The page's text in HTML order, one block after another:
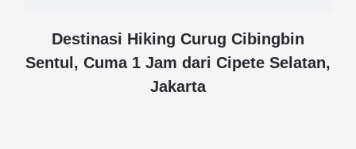
Destinasi Hiking Curug Cibingbin
Sentul, Cuma 1 Jam dari Cipete Selatan,
Jakarta